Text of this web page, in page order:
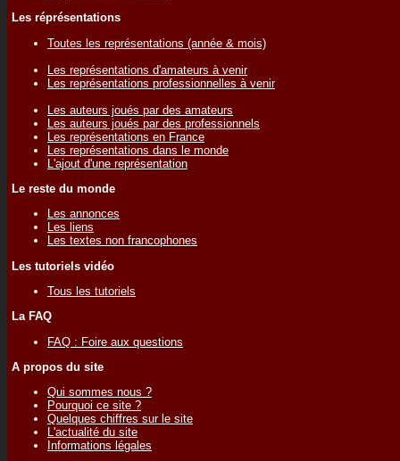
Les réprésentations
Toutes les représentations (année & mois)
Les représentations d'amateurs à venir
Les représentations professionnelles à venir
Les auteurs joués par des amateurs
Les auteurs joués par des professionnels
Les représentations en France
Les représentations dans le monde
L'ajout d'une représentation
Le reste du monde
Les annonces
Les liens
Les textes non francophones
Les tutoriels vidéo
Tous les tutoriels
La FAQ
FAQ : Foire aux questions
A propos du site
Qui sommes nous ?
Pourquoi ce site ?
Quelques chiffres sur le site
L'actualité du site
Informations légales